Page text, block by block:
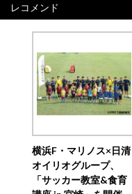
レコメンド
横浜F・マリノス×日清
オイリオグループ、
「サッカー教室&食育